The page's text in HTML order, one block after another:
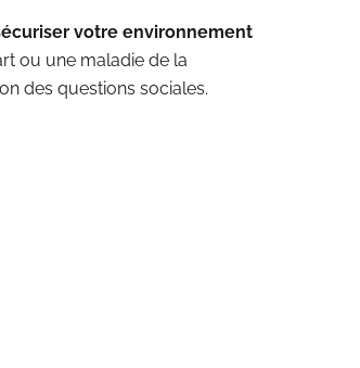
votre environnement
ou une maladie de la
des questions sociales.